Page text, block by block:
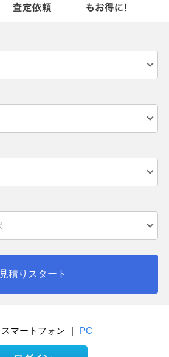
見積りスタート
スマートフォン | PC